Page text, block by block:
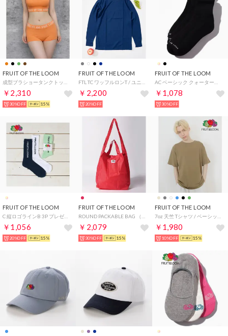
FRUIT OF THE LOOM
成型ブラショータンクトップタイプ 【返品不可商品】 （オレンジ）
￥2,310
30%OFF 15%
FRUIT OF THE LOOM
FTL TC ワッフルロンT / ユニセックス / ジェンダーレス （ネイビー）
￥2,200
20%OFF
FRUIT OF THE LOOM
AC ベーシック クォーター丈ソックス プレゼント ギフト （ブラック）
￥1,078
30%OFF
FRUIT OF THE LOOM
￥1,056
20%OFF 15%
FRUIT OF THE LOOM
￥2,079
30%OFF 15%
FRUIT OF THE LOOM
￥1,980
10%OFF 15%